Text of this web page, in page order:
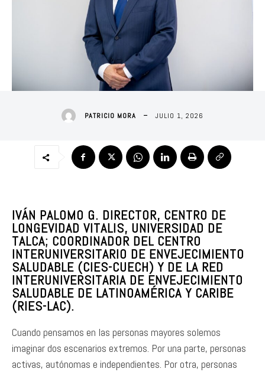
PATRICIO MORA JULIO 1, 2026
IVÁN PALOMO G. DIRECTOR, CENTRO DE
LONGEVIDAD VITALIS, UNIVERSIDAD DE
TALCA; COORDINADOR DEL CENTRO
INTERUNIVERSITARIO DE ENVEJECIMIENTO
SALUDABLE (CIES-CUECH) Y DE LA RED
INTERUNIVERSITARIA DE ENVEJECIMIENTO
SALUDABLE DE LATINOAMÉRICA Y CARIBE
(RIES-LAC).
Cuando pensamos en las personas mayores solemos
imaginar dos escenarios extremos. Por una parte, personas
activas, autónomas e independientes. Por otra, personas